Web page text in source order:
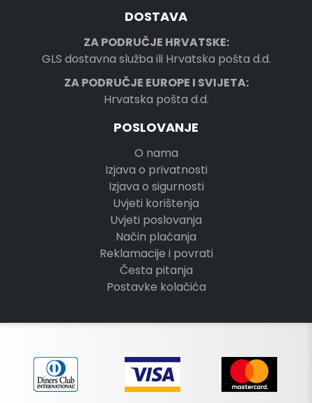
DOSTAVA
ZA PODRUČJE HRVATSKE:
GLS dostavna služba ili Hrvatska pošta d.d.
ZA PODRUČJE EUROPE I SVIJETA:
Hrvatska pošta d.d.
POSLOVANJE
O nama
Izjava o privatnosti
Izjava o sigurnosti
Uvjeti korištenja
Uvjeti poslovanja
Način plaćanja
Reklamacije i povrati
Česta pitanja
Postavke kolačića